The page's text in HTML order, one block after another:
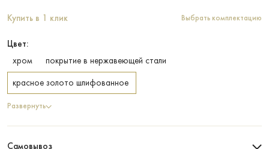
Купить в 1 клик Выбрать комплектацию
Цвет:
хром
покрытие в нержавеющей стали
красное золото шлифованное
Развернуть
Самовывоз